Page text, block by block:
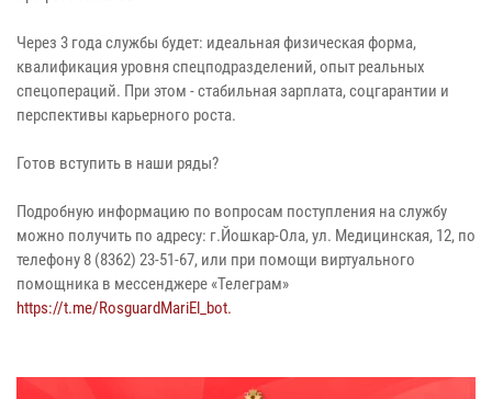
Через 3 года службы будет: идеальная физическая форма,
квалификация уровня спецподразделений, опыт реальных
спецопераций. При этом - стабильная зарплата, соцгарантии и
перспективы карьерного роста.
Готов вступить в наши ряды?
Подробную информацию по вопросам поступления на службу
можно получить по адресу: г.Йошкар-Ола, ул. Медицинская, 12, по
телефону 8 (8362) 23-51-67, или при помощи виртуального
помощника в мессенджере «Телеграм»
https://t.me/RosguardMariEl_bot.